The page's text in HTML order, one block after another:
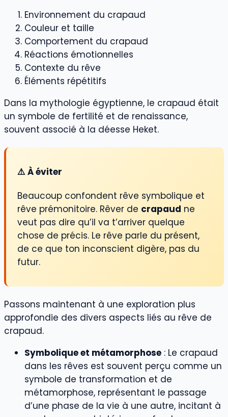
Environnement du crapaud
Couleur et taille
Comportement du crapaud
Réactions émotionnelles
Contexte du rêve
Éléments répétitifs
Dans la mythologie égyptienne, le crapaud était
un symbole de fertilité et de renaissance,
souvent associé à la déesse Heket.
⚠️ À éviter
Beaucoup confondent rêve symbolique et
rêve prémonitoire. Rêver de crapaud ne
veut pas dire qu’il va t’arriver quelque
chose de précis. Le rêve parle du présent,
de ce que ton inconscient digère, pas du
futur.
Passons maintenant à une exploration plus
approfondie des divers aspects liés au rêve de
crapaud.
Symbolique et métamorphose : Le crapaud
dans les rêves est souvent perçu comme un
symbole de transformation et de
métamorphose, représentant le passage
d’une phase de la vie à une autre, incitant à